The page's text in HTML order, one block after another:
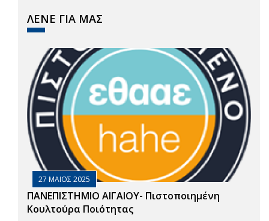
ΛΕΝΕ ΓΙΑ ΜΑΣ
27 ΜΑΙΟΣ 2025
ΠΑΝΕΠΙΣΤΗΜΙΟ ΑΙΓΑΙΟΥ- Πιστοποιημένη
Κουλτούρα Ποιότητας